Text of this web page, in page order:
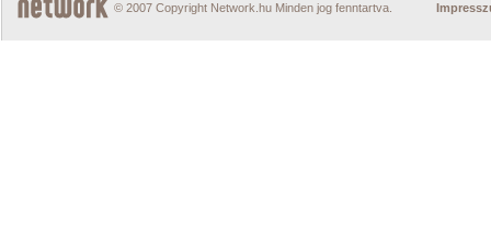
© 2007 Copyright Network.hu Minden jog fenntartva.